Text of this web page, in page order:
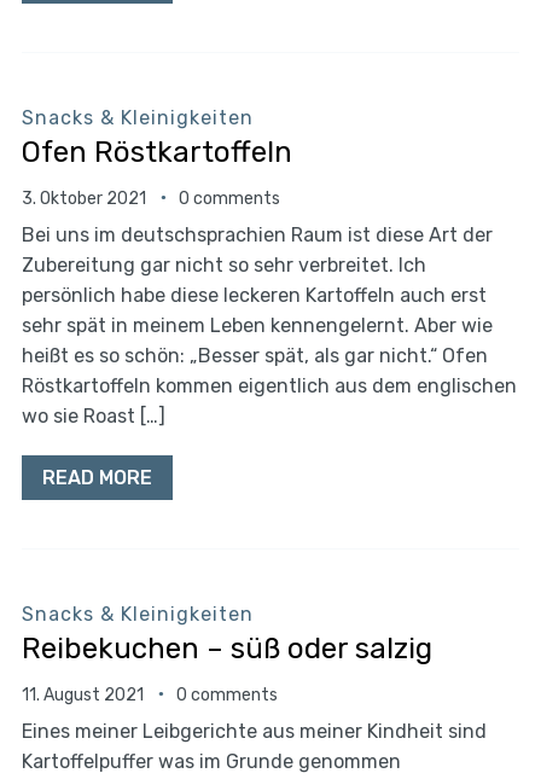
Snacks & Kleinigkeiten
Ofen Röstkartoffeln
3. Oktober 2021 0 comments
Bei uns im deutschsprachien Raum ist diese Art der
Zubereitung gar nicht so sehr verbreitet. Ich
persönlich habe diese leckeren Kartoffeln auch erst
sehr spät in meinem Leben kennengelernt. Aber wie
heißt es so schön: „Besser spät, als gar nicht.“ Ofen
Röstkartoffeln kommen eigentlich aus dem englischen
wo sie Roast […]
READ MORE
Snacks & Kleinigkeiten
Reibekuchen – süß oder salzig
11. August 2021 0 comments
Eines meiner Leibgerichte aus meiner Kindheit sind
Kartoffelpuffer was im Grunde genommen